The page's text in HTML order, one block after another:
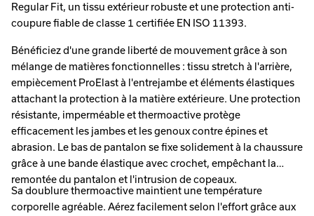
Regular Fit, un tissu extérieur robuste et une protection anti-
coupure fiable de classe 1 certifiée EN ISO 11393.
Bénéficiez d'une grande liberté de mouvement grâce à son
mélange de matières fonctionnelles : tissu stretch à l'arrière,
empiècement ProElast à l'entrejambe et éléments élastiques
attachant la protection à la matière extérieure. Une protection
résistante, imperméable et thermoactive protège
efficacement les jambes et les genoux contre épines et
abrasion. Le bas de pantalon se fixe solidement à la chaussure
grâce à une bande élastique avec crochet, empêchant la
remontée du pantalon et l'intrusion de copeaux.
Sa doublure thermoactive maintient une température
corporelle agréable. Aérez facilement selon l'effort grâce aux